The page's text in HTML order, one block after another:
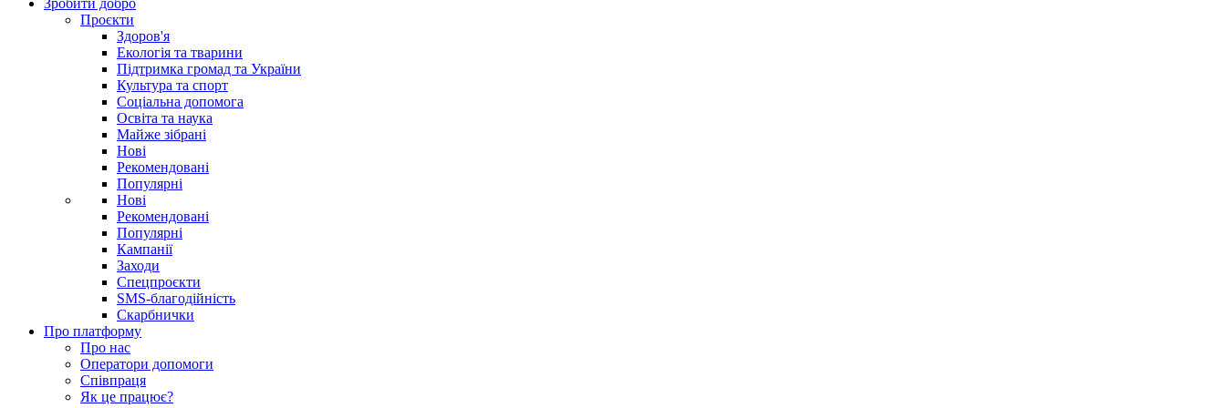
Зробити добро
Проєкти
Здоров'я
Екологія та тварини
Підтримка громад та України
Культура та спорт
Соціальна допомога
Освіта та наука
Майже зібрані
Нові
Рекомендовані
Популярні
Нові
Рекомендовані
Популярні
Кампанії
Заходи
Спецпроєкти
SMS-благодійність
Скарбнички
Про платформу
Про нас
Оператори допомоги
Співпраця
Як це працює?